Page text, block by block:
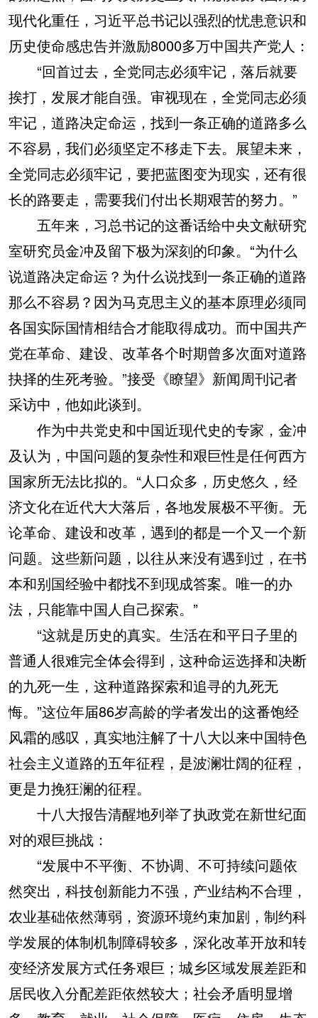
现代化重任，习近平总书记以强烈的忧患意识和
历史使命感忠告并激励8000多万中国共产党人：
“回首过去，全党同志必须牢记，落后就要
挨打，发展才能自强。审视现在，全党同志必须
牢记，道路决定命运，找到一条正确的道路多么
不容易，我们必须坚定不移走下去。展望未来，
全党同志必须牢记，要把蓝图变为现实，还有很
长的路要走，需要我们付出长期艰苦的努力。”
五年来，习总书记的这番话给中央文献研究
室研究员金冲及留下极为深刻的印象。“为什么
说道路决定命运？为什么说找到一条正确的道路
那么不容易？因为马克思主义的基本原理必须同
各国实际国情相结合才能取得成功。而中国共产
党在革命、建设、改革各个时期曾多次面对道路
抉择的生死考验。”接受《瞭望》新闻周刊记者
采访中，他如此谈到。
作为中共党史和中国近现代史的专家，金冲
及认为，中国问题的复杂性和艰巨性是任何西方
国家所无法比拟的。“人口众多，历史悠久，经
济文化在近代大大落后，各地发展极不平衡。无
论革命、建设和改革，遇到的都是一个又一个新
问题。这些新问题，以往从来没有遇到过，在书
本和别国经验中都找不到现成答案。唯一的办
法，只能靠中国人自己探索。”
“这就是历史的真实。生活在和平日子里的
普通人很难完全体会得到，这种命运选择和决断
的九死一生，这种道路探索和追寻的九死无
悔。”这位年届86岁高龄的学者发出的这番饱经
风霜的感叹，真实地注解了十八大以来中国特色
社会主义道路的五年征程，是波澜壮阔的征程，
更是力挽狂澜的征程。
十八大报告清醒地列举了执政党在新世纪面
对的艰巨挑战：
“发展中不平衡、不协调、不可持续问题依
然突出，科技创新能力不强，产业结构不合理，
农业基础依然薄弱，资源环境约束加剧，制约科
学发展的体制机制障碍较多，深化改革开放和转
变经济发展方式任务艰巨；城乡区域发展差距和
居民收入分配差距依然较大；社会矛盾明显增